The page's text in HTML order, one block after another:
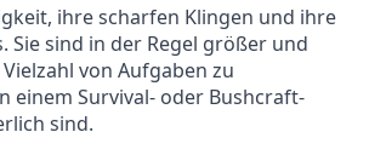
ihre scharfen Klingen und ihre
Sie sind in der Regel größer und
von Aufgaben zu
einem Survival- oder Bushcraft-
sind.